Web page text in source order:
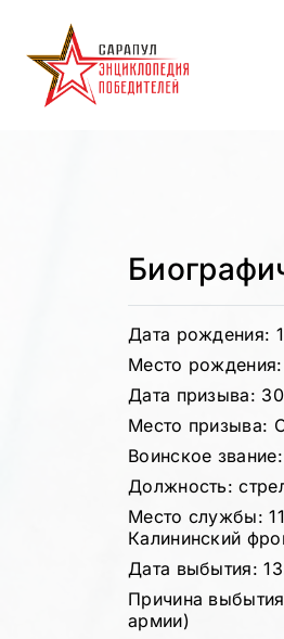
Дата рождения:
Место
Дата призыва:
Место призыва:
Воинское
Должность:
Место службы:
Калининский
Дата выбытия:
Причина
армии)